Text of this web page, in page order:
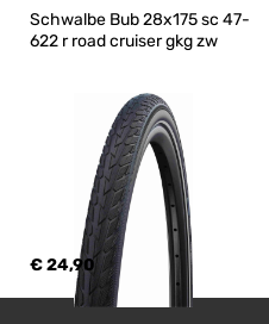
Schwalbe Bub 28x175 sc 47-
622 r road cruiser gkg zw
€ 24,90